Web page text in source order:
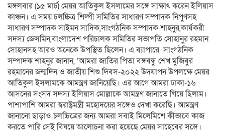
মঙ্গলবার (১৫ মার্চ) মেয়র আতিকুল ইসলামের সঙ্গে সাক্ষাৎ করেন ইলিয়াস
কাঞ্চন। এ সময় চলচ্চিত্র শিল্পী সমিতির সাধারণ সম্পাদক নিপুণসহ
সাধারণ সম্পাদক সাইমন সাদিক,সাংগঠনিক সম্পাদক শাহনুর,কার্যকরী
সদস্য জেসমিন,বাংলাদেশ পরিচালক সমিতির সভাপতি সোহানুর রহমান
সোহানসহ আরও অনেকে উপস্থিত ছিলেন। এ ব্যাপারে সাংগঠনিক
সম্পাদক শাহনুর জানান, ‘আমরা জাতির পিতা বঙ্গবন্ধু শেখ মুজিবুর
রহমানের জন্মদিন ও জাতীয় শিশু দিবস-২০২২ উদযাপন উপলক্ষে মেয়র
আতিকুল ইসলামকে আমন্ত্রণ জানিয়েছি। এর আগে আমরা ঢাকা-১৬
আসনের সংসদ সদস্য ইলিয়াস মোল্লাকে আমন্ত্রণ জানাতে গিয়ে ছিলাম।
পাশাপাশি আমরা স্বরাষ্ট্রমন্ত্রী মহোদয়ের সঙ্গেও দেখা করেছি। আমন্ত্রণ
জানানো ছাড়াও চলচ্চিত্রের জন্য আমরা সবাই মিলেমিশে কীভাবে কাজ
করতে পারি সেই বিষয়ে আলোচনা করা হয়েছে মেয়র সাহেবের সঙ্গে।